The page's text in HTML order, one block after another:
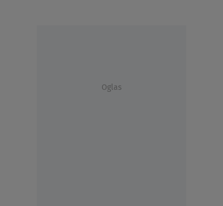
Oglas